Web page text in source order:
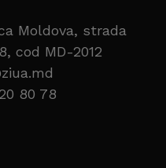
Moldova, strada
cod MD-2012
80 78